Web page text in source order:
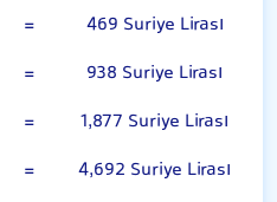
=
469 Suriye Lirası
=
938 Suriye Lirası
=
1,877 Suriye Lirası
=
4,692 Suriye Lirası